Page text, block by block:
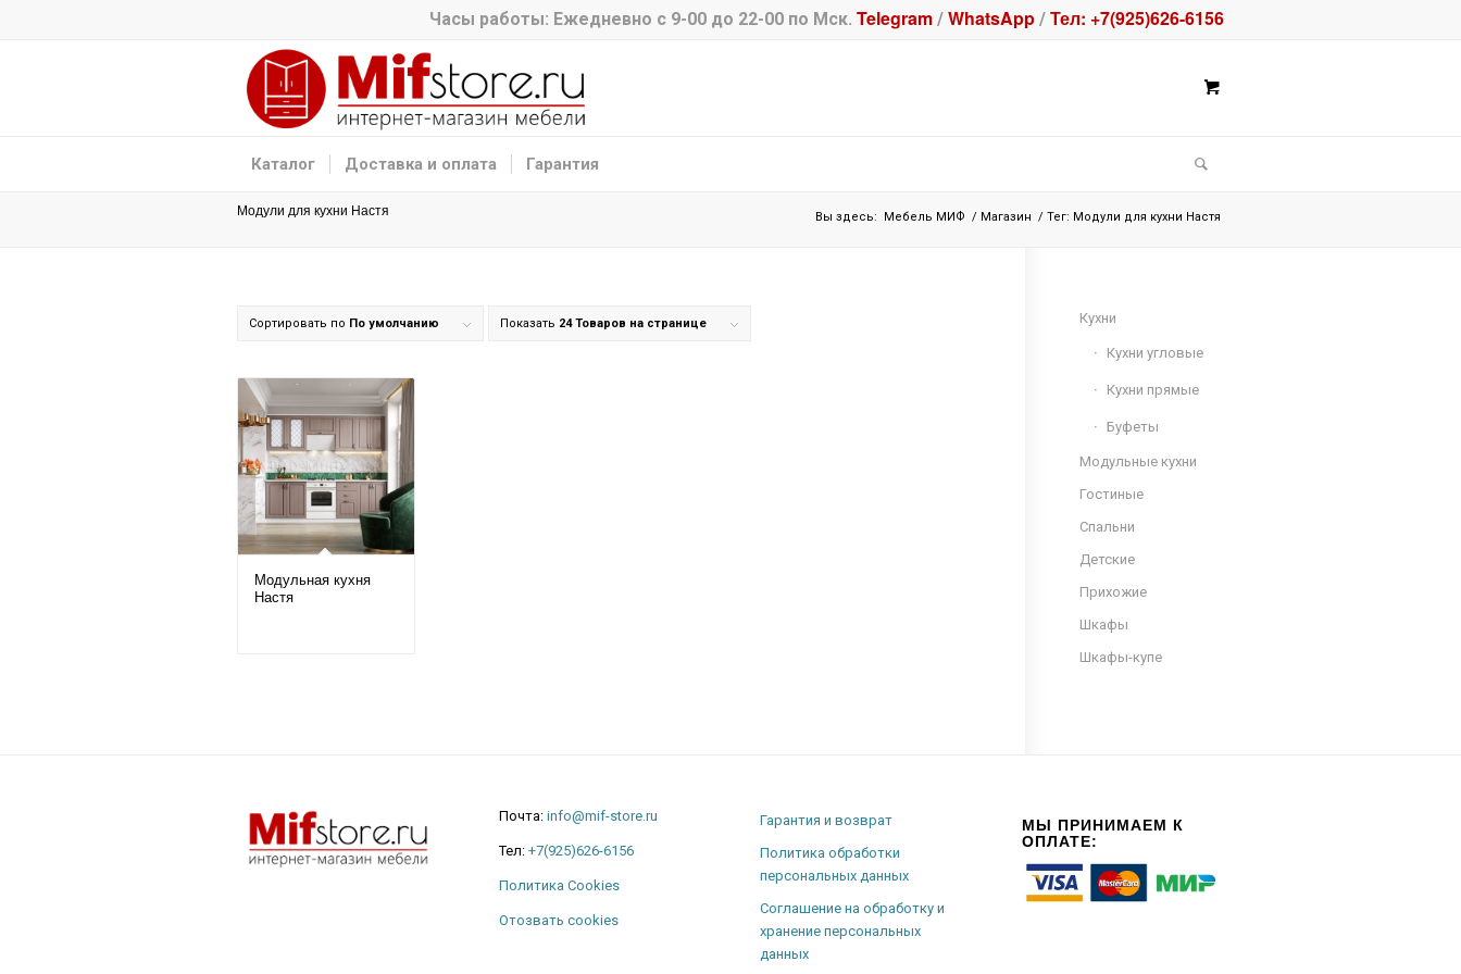
Часы работы: Ежедневно с 9-00 до 22-00 по Мск. Telegram / WhatsApp / Тел: +7(925)626-6156
Каталог Доставка и оплата Гарантия
Модули для кухни Настя Вы здесь: Мебель МИФ / Магазин / Тег: Модули для кухни Настя
Сортировать по По умолчанию Показать 24 Товаров на странице
Модульная кухня
Настя
Кухни
Кухни угловые
Кухни прямые
Буфеты
Модульные кухни
Гостиные
Спальни
Детские
Прихожие
Шкафы
Шкафы-купе
Почта: info@mif-store.ru
Тел: +7(925)626-6156
Политика Cookies
Отозвать cookies
Гарантия и возврат
Политика обработки
персональных данных
Соглашение на обработку и
хранение персональных
данных
МЫ ПРИНИМАЕМ К
ОПЛАТЕ: